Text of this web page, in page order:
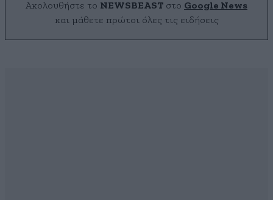
Ακολουθήστε το NEWSBEAST στο Google News
και μάθετε πρώτοι όλες τις ειδήσεις